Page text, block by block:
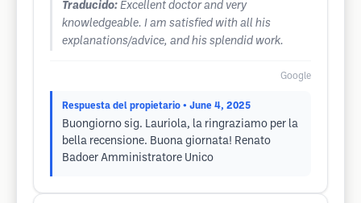
Traducido: Excellent doctor and very
knowledgeable. I am satisfied with all his
explanations/advice, and his splendid work.
Google
Respuesta del propietario • June 4, 2025
Buongiorno sig. Lauriola, la ringraziamo per la
bella recensione. Buona giornata! Renato
Badoer Amministratore Unico